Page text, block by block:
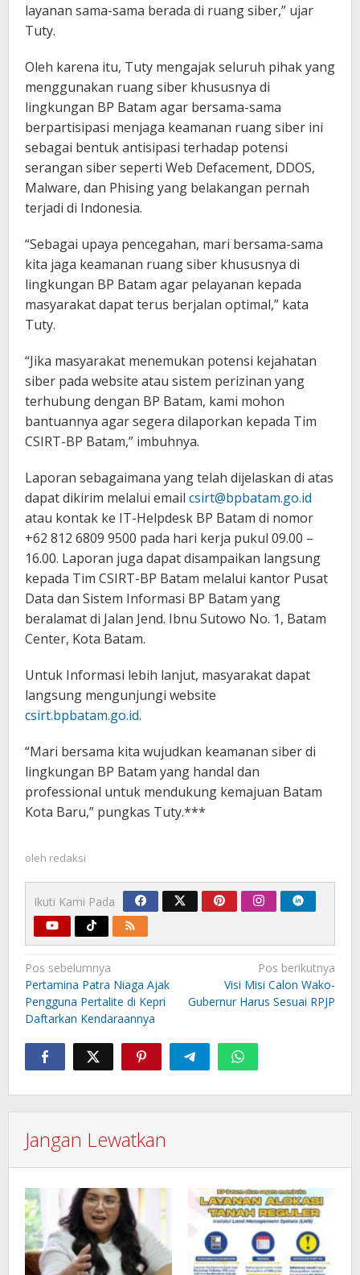
layanan sama-sama berada di ruang siber,” ujar
Tuty.
Oleh karena itu, Tuty mengajak seluruh pihak yang
menggunakan ruang siber khususnya di
lingkungan BP Batam agar bersama-sama
berpartisipasi menjaga keamanan ruang siber ini
sebagai bentuk antisipasi terhadap potensi
serangan siber seperti Web Defacement, DDOS,
Malware, dan Phising yang belakangan pernah
terjadi di Indonesia.
“Sebagai upaya pencegahan, mari bersama-sama
kita jaga keamanan ruang siber khususnya di
lingkungan BP Batam agar pelayanan kepada
masyarakat dapat terus berjalan optimal,” kata
Tuty.
“Jika masyarakat menemukan potensi kejahatan
siber pada website atau sistem perizinan yang
terhubung dengan BP Batam, kami mohon
bantuannya agar segera dilaporkan kepada Tim
CSIRT-BP Batam,” imbuhnya.
Laporan sebagaimana yang telah dijelaskan di atas
dapat dikirim melalui email csirt@bpbatam.go.id
atau kontak ke IT-Helpdesk BP Batam di nomor
+62 812 6809 9500 pada hari kerja pukul 09.00 –
16.00. Laporan juga dapat disampaikan langsung
kepada Tim CSIRT-BP Batam melalui kantor Pusat
Data dan Sistem Informasi BP Batam yang
beralamat di Jalan Jend. Ibnu Sutowo No. 1, Batam
Center, Kota Batam.
Untuk Informasi lebih lanjut, masyarakat dapat
langsung mengunjungi website
csirt.bpbatam.go.id.
“Mari bersama kita wujudkan keamanan siber di
lingkungan BP Batam yang handal dan
professional untuk mendukung kemajuan Batam
Kota Baru,” pungkas Tuty.***
oleh redaksi
Ikuti Kami Pada
Navigasi
pos
Pos sebelumnya
Pertamina Patra Niaga Ajak
Pengguna Pertalite di Kepri
Daftarkan Kendaraannya
Pos berikutnya
Visi Misi Calon Wako-
Gubernur Harus Sesuai RPJP
Jangan Lewatkan